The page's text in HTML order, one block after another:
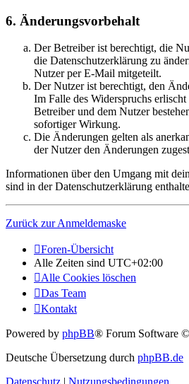
6. Änderungsvorbehalt
Der Betreiber ist berechtigt, die
die Datenschutzerklärung zu
Nutzer per E-Mail mitgeteilt.
Der Nutzer ist berechtigt, den
Im Falle des Widerspruchs
Betreiber und dem Nutzer
sofortiger Wirkung.
Die Änderungen gelten als
der Nutzer den Änderungen
Informationen über den Umgang mit
sind in der Datenschutzerklärung
Zurück zur Anmeldemaske
Foren-Übersicht
Alle Zeiten sind UTC+02:00
Alle Cookies löschen
Das Team
Kontakt
Powered by phpBB® Forum Software
Deutsche Übersetzung durch phpBB.de